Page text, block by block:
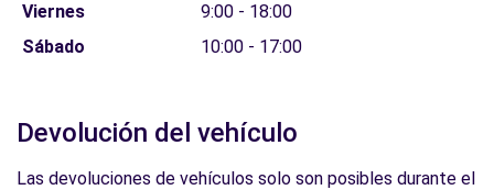
Viernes
9:00 - 18:00
Sábado
10:00 - 17:00
Devolución del vehículo
Las devoluciones de vehículos solo son posibles durante el